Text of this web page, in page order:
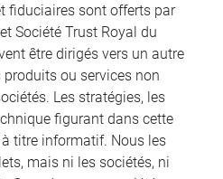
fiduciaires sont offerts par
Société Trust Royal du
être dirigés vers un autre
produits ou services non
Les stratégies, les
figurant dans cette
titre informatif. Nous les
mais ni les sociétés, ni